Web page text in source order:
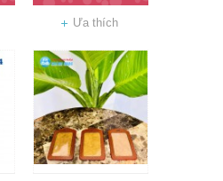
Ưa thích